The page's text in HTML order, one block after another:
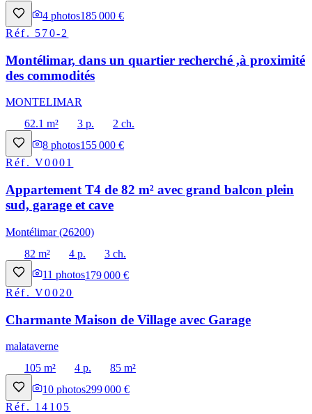
4 photos185 000 €
Réf. 570-2
Montélimar, dans un quartier recherché ,à proximité
des commodités
MONTELIMAR
62.1 m²
3 p.
2 ch.
8 photos155 000 €
Réf.V0001
Appartement T4 de 82 m² avec grand balcon plein
sud, garage et cave
Montélimar (26200)
82 m²
4 p.
3 ch.
11 photos179 000 €
Réf.V0020
Charmante Maison de Village avec Garage
malataverne
105 m²
4 p.
85 m²
10 photos299 000 €
Réf. 14105